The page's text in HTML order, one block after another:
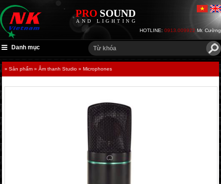
PRO SOUND
AND LIGHTING
HOTLINE: 0913.009922 Mr. Cường
Danh mục
» Sản phẩm » Âm thanh Studio » Microphones